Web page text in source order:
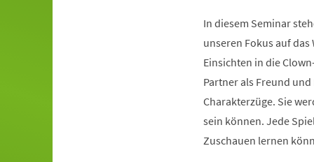
In diesem Seminar
unseren Fokus auf
Einsichten in die
Partner als Freund
Charakterzüge. Sie
sein können. Jede
Zuschauen lernen